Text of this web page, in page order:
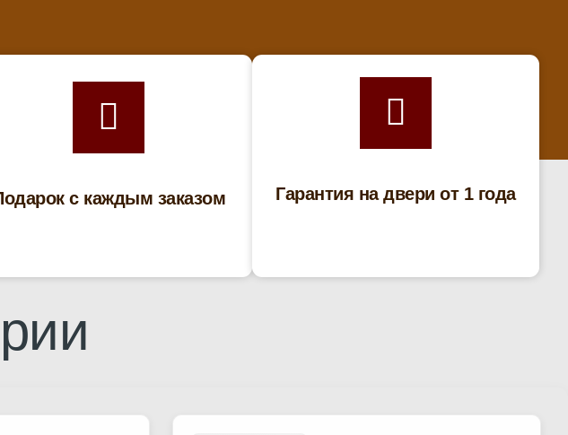
с каждым заказом Гарантия на двери от 1 года